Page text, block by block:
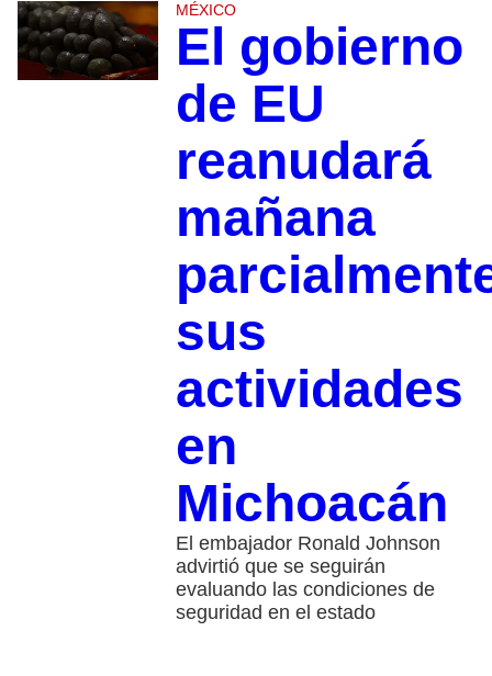
MÉXICO
El gobierno
de EU
reanudará
mañana
sus
actividades
en
Michoacán
El embajador Ronald Johnson
advirtió que se seguirán
evaluando las condiciones de
seguridad en el estado